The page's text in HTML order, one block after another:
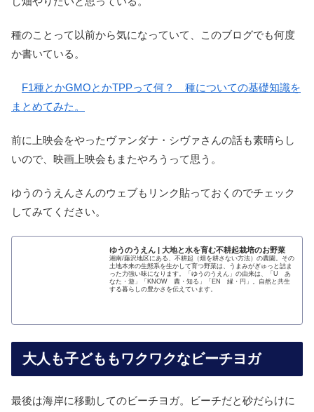
種のことって以前から気になっていて、このブログでも何度
か書いている。
F1種とかGMOとかTPPって何？ 種についての基礎知識を
まとめてみた。
前に上映会をやったヴァンダナ・シヴァさんの話も素晴らし
いので、映画上映会もまたやろうって思う。
ゆうのうえんさんのウェブもリンク貼っておくのでチェック
してみてください。
ゆうのうえん | 大地と水を育む不耕起栽培のお野菜
湘南/藤沢地区にある、不耕起（畑を耕さない方法）の農園。その
土地本来の生態系を生かして育つ野菜は、うまみがぎゅっと詰ま
った力強い味になります。「ゆうのうえん」の由来は、「U あ
なた・遊」「KNOW 農・知る」「EN 縁・円」。自然と共生
する暮らしの豊かさを伝えています。
大人も子どももワクワクなビーチヨガ
最後は海岸に移動してのビーチヨガ。ビーチだと砂だらけに